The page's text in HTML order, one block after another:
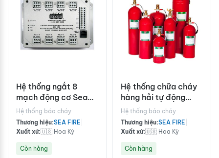
Hệ thống ngắt 8
mạch động cơ Sea
Fire
Hệ thống báo cháy
Thương hiệu:SEA FIRE
Xuất xứ:🇺🇸 Hoa Kỳ
Còn hàng
Hệ thống chữa cháy
hàng hải tự động
Sea-Fire NFG 275 A
Hệ thống báo cháy
Thương hiệu:SEA FIRE
Xuất xứ:🇺🇸 Hoa Kỳ
Còn hàng